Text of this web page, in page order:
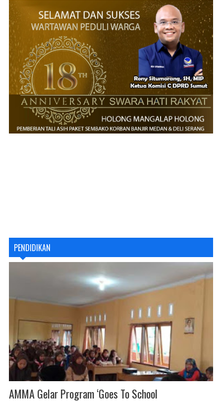
PENDIDIKAN
AMMA Gelar Program ‘Goes To School